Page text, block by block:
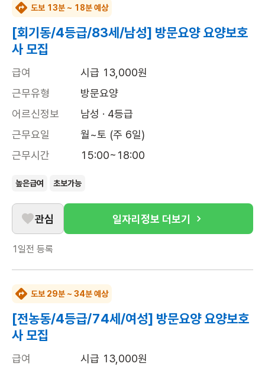
도보 13분 ~ 18분 예상
[회기동/4등급/83세/남성] 방문요양 요양보호
사 모집
급여
시급 13,000원
근무유형
방문요양
어르신정보
남성 · 4등급
근무요일
월~토 (주 6일)
근무시간
15:00~18:00
높은급여 초보가능
관심 일자리정보 더보기
1일전 등록
도보 29분 ~ 34분 예상
[전농동/4등급/74세/여성] 방문요양 요양보호
사 모집
급여
시급 13,000원